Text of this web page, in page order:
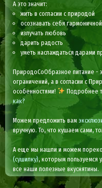
А это значит:
жить в согласии с природой
осознавать себя
излучать любовь
дарить радость
уметь наслаждаться дарами
ПриродоСоОбразное питание -
ограничений, а в согласии с
особенностями!
Подробнее
как?
Можем предложить вам
вручную. То, что кушаем сами,
А еще мы нашли и можем
(сушилку), которым пользуемся
все наши полезные вкуснятины.